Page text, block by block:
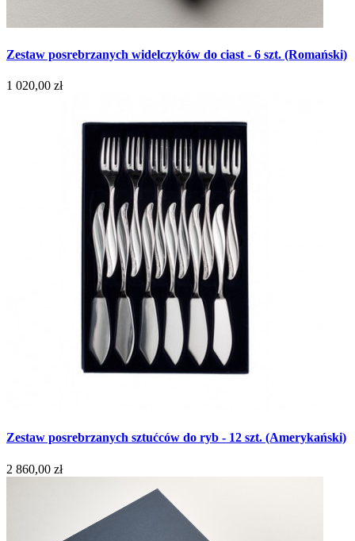
Zestaw posrebrzanych widelczyków do ciast - 6 szt. (Romański)
1 020,00 zł
Zestaw posrebrzanych sztućców do ryb - 12 szt. (Amerykański)
2 860,00 zł